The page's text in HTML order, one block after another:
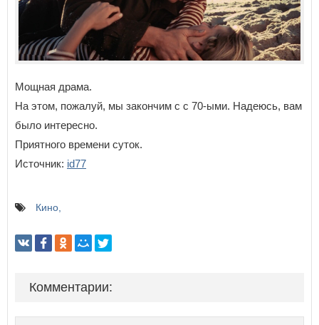
Мощная драма.
На этом, пожалуй, мы закончим с с 70-ыми. Надеюсь, вам
было интересно.
Приятного времени суток.
Источник: id77
Кино
Комментарии: